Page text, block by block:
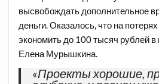
высвобождать дополнительное
деньги. Оказалось, что на
экономить до 100 тысяч рублей в
Елена Мурышкина.
«Проекты хорошие,